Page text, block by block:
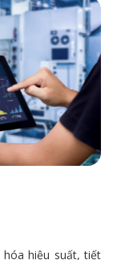
hiệu suất, tiết